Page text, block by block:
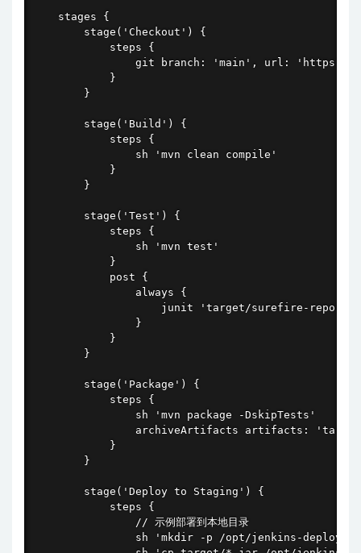
    stages {
        stage('Checkout') {
            steps {
git branch: 'main', url:
            }
        }
        stage('Build') {
            steps {
                sh 'mvn clean compile'
            }
        }
        stage('Test') {
            steps {
                sh 'mvn test'
            }
            post {
                always {
junit 'target/surefire-
                }
            }
        }
        stage('Package') {
            steps {
                sh 'mvn package -DskipTests'
archiveArtifacts artifacts:
            }
        }
        stage('Deploy to Staging') {
            steps {
                // 示例部署到本地目录
sh 'mkdir -p /opt/jenkins-